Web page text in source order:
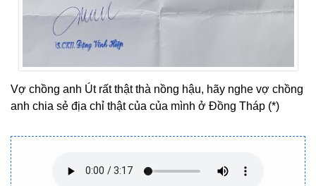
Vợ chồng anh Út rất thật thà nồng hậu, hãy nghe vợ chồng
anh chia sẻ địa chỉ thật của của mình ở Đồng Tháp (*)